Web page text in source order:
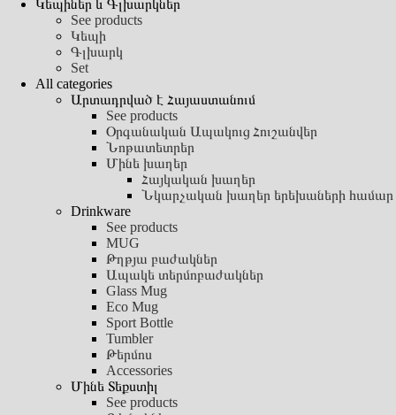
Կեպիներ և Գլխարկներ
See products
Կեպի
Գլխարկ
Set
All categories
Արտադրված է Հայաստանում
See products
Օրգանական Ապակուց Հուշանվեր
Նոթատետրեր
Մինե խաղեր
Հայկական խաղեր
Նկարչական խաղեր երեխաների համար
Drinkware
See products
MUG
Թղթյա բաժակներ
Ապակե տերմոբաժակներ
Glass Mug
Eco Mug
Sport Bottle
Tumbler
Թերմոս
Accessories
Մինե Տեքստիլ
See products